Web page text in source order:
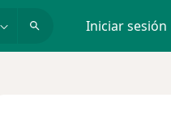
Iniciar sesión